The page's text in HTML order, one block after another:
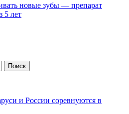
новые зубы — препарат
5 лет
и России соревнуются в